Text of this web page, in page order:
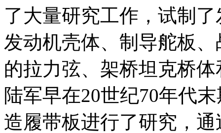
了大量研究工作，试制
发动机壳体、制导舵板
的拉力弦、架桥坦克桥
陆军早在20世纪70年代
造履带板进行了研究，